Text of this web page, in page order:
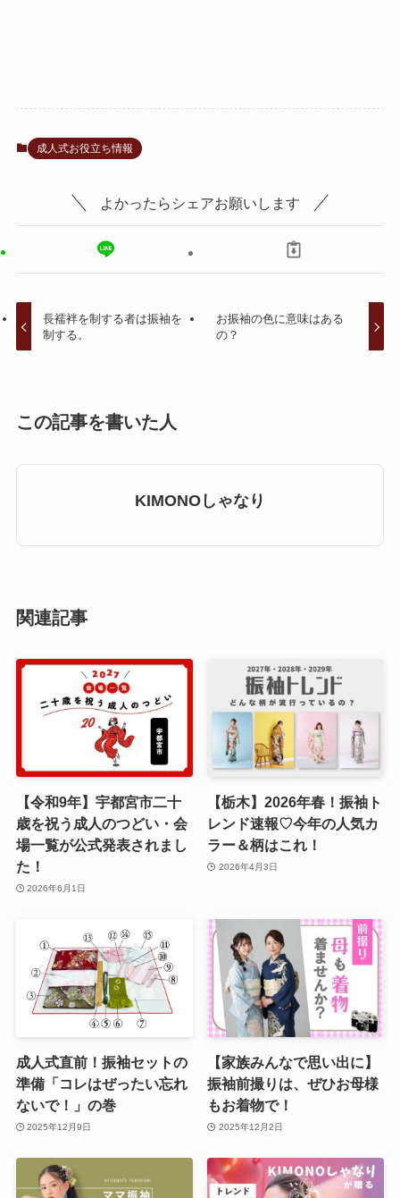
成人式お役立ち情報
よかったらシェアお願いします
長襦袢を制する者は振袖を
制する。
お振袖の色に意味はある
の？
この記事を書いた人
KIMONOしゃなり
関連記事
【令和9年】宇都宮市二十
歳を祝う成人のつどい・会
場一覧が公式発表されまし
た！
2026年6月1日
【栃木】2026年春！振袖ト
レンド速報♡今年の人気カ
ラー＆柄はこれ！
2026年4月3日
成人式直前！振袖セットの
準備「コレはぜったい忘れ
ないで！」の巻
2025年12月9日
【家族みんなで思い出に】
振袖前撮りは、ぜひお母様
もお着物で！
2025年12月2日